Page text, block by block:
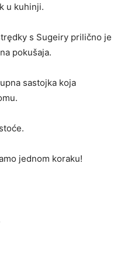
u kuhinji.
s Sugeiry prilično je
pokušaja.
sastojka koja
jednom koraku!